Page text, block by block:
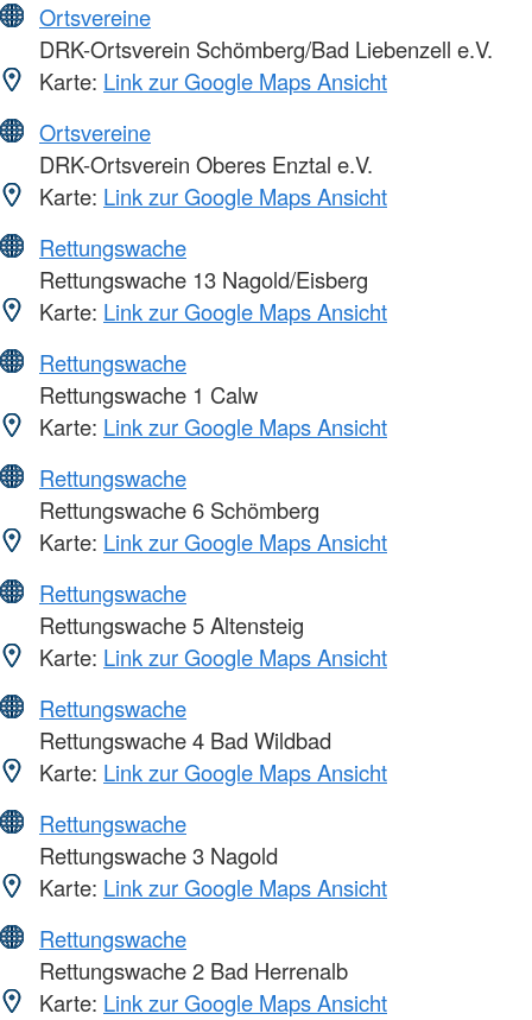
Ortsvereine
DRK-Ortsverein Schömberg/Bad Liebenzell e.V.
Karte: Link zur Google Maps Ansicht
Ortsvereine
DRK-Ortsverein Oberes Enztal e.V.
Karte: Link zur Google Maps Ansicht
Rettungswache
Rettungswache 13 Nagold/Eisberg
Karte: Link zur Google Maps Ansicht
Rettungswache
Rettungswache 1 Calw
Karte: Link zur Google Maps Ansicht
Rettungswache
Rettungswache 6 Schömberg
Karte: Link zur Google Maps Ansicht
Rettungswache
Rettungswache 5 Altensteig
Karte: Link zur Google Maps Ansicht
Rettungswache
Rettungswache 4 Bad Wildbad
Karte: Link zur Google Maps Ansicht
Rettungswache
Rettungswache 3 Nagold
Karte: Link zur Google Maps Ansicht
Rettungswache
Rettungswache 2 Bad Herrenalb
Karte: Link zur Google Maps Ansicht